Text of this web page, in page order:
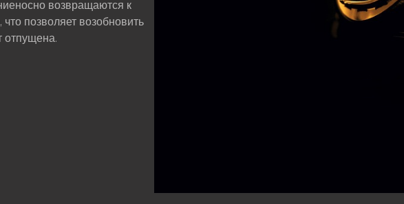
возвращаются к
позволяет возобновить
отпущена.